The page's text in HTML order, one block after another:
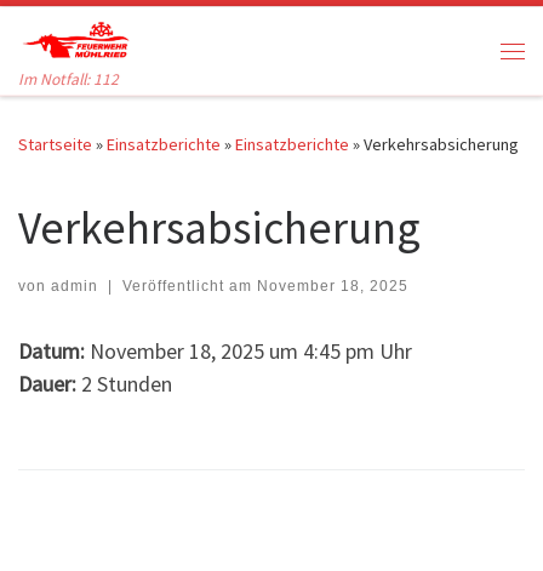
Zum Inhalt springen
Im Notfall: 112
Startseite »Einsatzberichte »Einsatzberichte »Verkehrsabsicherung
Verkehrsabsicherung
von admin | Veröffentlicht am November 18, 2025
Datum: November 18, 2025 um 4:45 pm Uhr
Dauer: 2 Stunden